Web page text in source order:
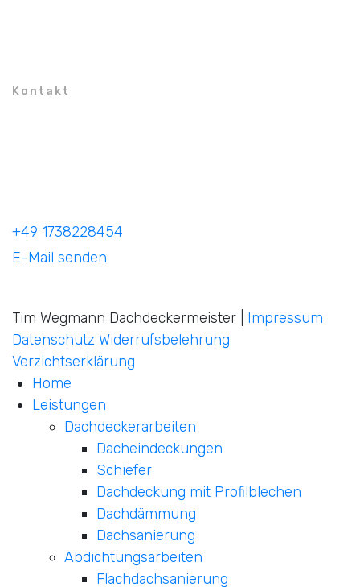
Kontakt
+49 1738228454
E-Mail senden
Tim Wegmann Dachdeckermeister | Impressum
Datenschutz Widerrufsbelehrung
Verzichtserklärung
Home
Leistungen
Dachdeckerarbeiten
Dacheindeckungen
Schiefer
Dachdeckung mit Profilblechen
Dachdämmung
Dachsanierung
Abdichtungsarbeiten
Flachdachsanierung